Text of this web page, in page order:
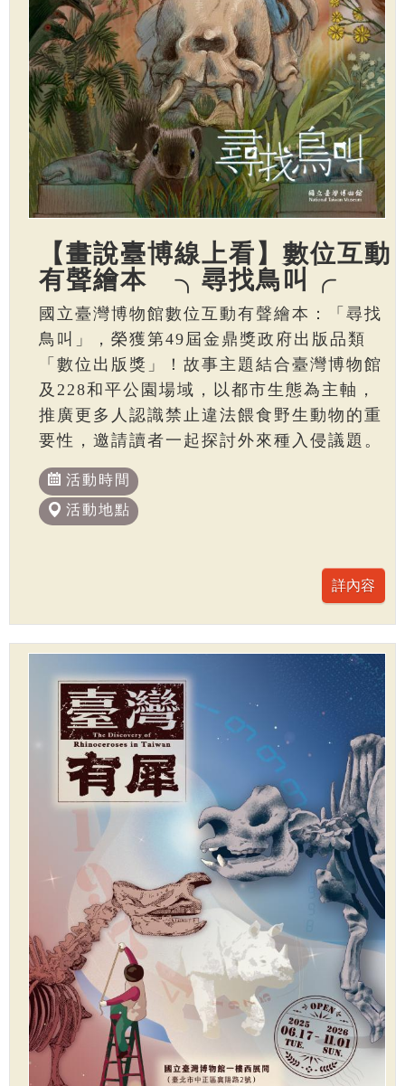
【畫說臺博線上看】數位互動
有聲繪本 ╮尋找鳥叫╭
國立臺灣博物館數位互動有聲繪本：「尋找
鳥叫」，榮獲第49屆金鼎獎政府出版品類
「數位出版獎」！故事主題結合臺灣博物館
及228和平公園場域，以都市生態為主軸，
推廣更多人認識禁止違法餵食野生動物的重
要性，邀請讀者一起探討外來種入侵議題。
活動時間
活動地點